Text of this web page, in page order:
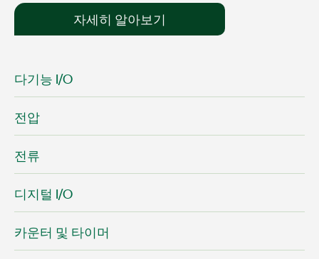
자세히 알아보기
다기능 I/O
전압
전류
디지털 I/O
카운터 및 타이머